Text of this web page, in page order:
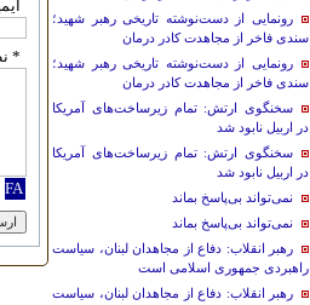
*
رونمایی از دست‌نوشته تاریخی رهبر شهید؛
سندی فاخر از مجاهدت کادر درمان
رونمایی از دست‌نوشته تاریخی رهبر شهید؛
سندی فاخر از مجاهدت کادر درمان
سخنگوی ارتش: تمام زیرساخت‌های آمریکا
در اربیل نابود شد
سخنگوی ارتش: تمام زیرساخت‌های آمریکا
در اربیل نابود شد
نمی‌تواند بی‌پاسخ بماند
نمی‌تواند بی‌پاسخ بماند
رهبر انقلاب: دفاع از مجاهدان لبنان، سیاست
راهبردی جمهوری اسلامی است
رهبر انقلاب: دفاع از مجاهدان لبنان، سیاست